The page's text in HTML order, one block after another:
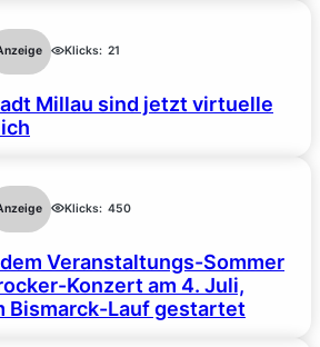
Klicks: 21
Millau sind jetzt virtuelle
Klicks: 450
Veranstaltungs-Sommer
Konzert am 4. Juli,
Bismarck-Lauf gestartet